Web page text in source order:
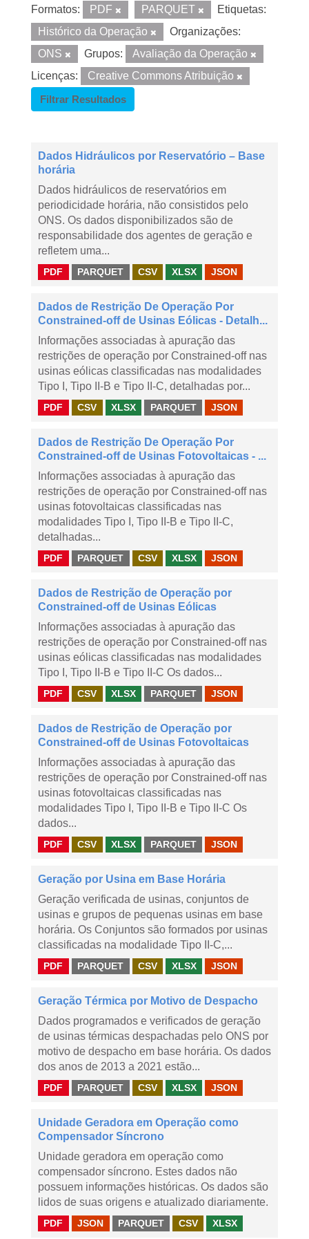
Formatos: PDF PARQUET
Etiquetas:
Histórico da Operação
Organizações:
ONS
Grupos:
Avaliação da Operação
Licenças:
Creative Commons Atribuição
Filtrar Resultados
Dados Hidráulicos por Reservatório – Base
horária
Dados hidráulicos de reservatórios em
periodicidade horária, não consistidos pelo
ONS. Os dados disponibilizados são de
responsabilidade dos agentes de geração e
refletem uma...
PDF PARQUET CSV XLSX JSON
Dados de Restrição De Operação Por
Constrained-off de Usinas Eólicas - Detalh...
Informações associadas à apuração das
restrições de operação por Constrained-off nas
usinas eólicas classificadas nas modalidades
Tipo I, Tipo II-B e Tipo II-C, detalhadas por...
PDF CSV XLSX PARQUET JSON
Dados de Restrição De Operação Por
Constrained-off de Usinas Fotovoltaicas - ...
Informações associadas à apuração das
restrições de operação por Constrained-off nas
usinas fotovoltaicas classificadas nas
modalidades Tipo I, Tipo II-B e Tipo II-C,
detalhadas...
PDF PARQUET CSV XLSX JSON
Dados de Restrição de Operação por
Constrained-off de Usinas Eólicas
Informações associadas à apuração das
restrições de operação por Constrained-off nas
usinas eólicas classificadas nas modalidades
Tipo I, Tipo II-B e Tipo II-C Os dados...
PDF CSV XLSX PARQUET JSON
Dados de Restrição de Operação por
Constrained-off de Usinas Fotovoltaicas
Informações associadas à apuração das
restrições de operação por Constrained-off nas
usinas fotovoltaicas classificadas nas
modalidades Tipo I, Tipo II-B e Tipo II-C Os
dados...
PDF CSV XLSX PARQUET JSON
Geração por Usina em Base Horária
Geração verificada de usinas, conjuntos de
usinas e grupos de pequenas usinas em base
horária. Os Conjuntos são formados por usinas
classificadas na modalidade Tipo II-C,...
PDF PARQUET CSV XLSX JSON
Geração Térmica por Motivo de Despacho
Dados programados e verificados de geração
de usinas térmicas despachadas pelo ONS por
motivo de despacho em base horária. Os dados
dos anos de 2013 a 2021 estão...
PDF PARQUET CSV XLSX JSON
Unidade Geradora em Operação como
Compensador Síncrono
Unidade geradora em operação como
compensador síncrono. Estes dados não
possuem informações históricas. Os dados são
lidos de suas origens e atualizado diariamente.
PDF JSON PARQUET CSV XLSX